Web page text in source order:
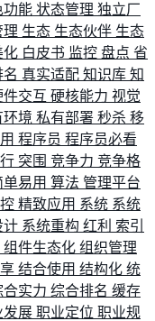
功能 状态管理 独立厂
理 生态 生态伙伴 生态
化 白皮书 监控 盘点 省
真实适配 知识库 知
件交互 硬核能力 视觉
环境 私有部署 秒杀 移
程序员 程序员必看
突围 竞争力 竞争格
单易用 算法 管理平台
精致应用 系统 系统
计 系统重构 红利 索引
组件生态化 组织管理
结合使用 结构化 统
合实力 综合排名 缓存
发展 职业定位 职业规